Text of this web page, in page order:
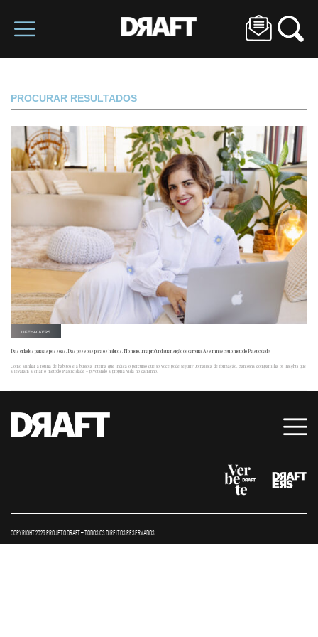
PROCURAR RESULTADOS
LIFEHACKERS
Das cidades para as pessoas. Das pessoas para os hábitos. No meio, uma profunda transição de carreira. Assim nasceu o método Plasticidade
Como alinhar a rotina de hábitos e a bússola interna que indica o percurso que só você pode seguir? Jornalista de formação, Santosha compartilha os insights que
a levaram a criar o método Plasticidade – pivotando a própria vida no caminho.
COPYRIGHT 2026 PROJETO DRAFT – TODOS OS DIREITOS RESERVADOS